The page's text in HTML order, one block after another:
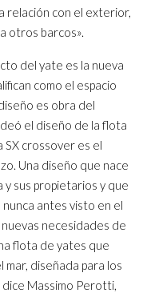
relación con el exterior,
otros barcos».
del yate es la nueva
como el espacio
es obra del
el diseño de la flota
SX crossover es el
Una diseño que nace
sus propietarios y que
antes visto en el
necesidades de
flota de yates que
diseñada para los
Massimo Perotti,